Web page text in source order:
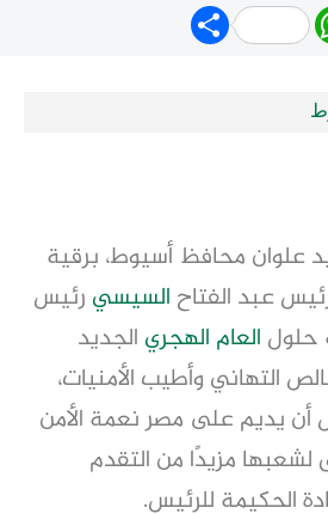
Share
علوان محافظ أسيوط، برقية
عبد الفتاح السيسي رئيس
حلول العام الهجري الجديد
خالص التهاني وأطيب الأمنيات،
أن يديم على مصر نعمة الأمن
لشعبها مزيدًا من التقدم
الحكيمة للرئيس.